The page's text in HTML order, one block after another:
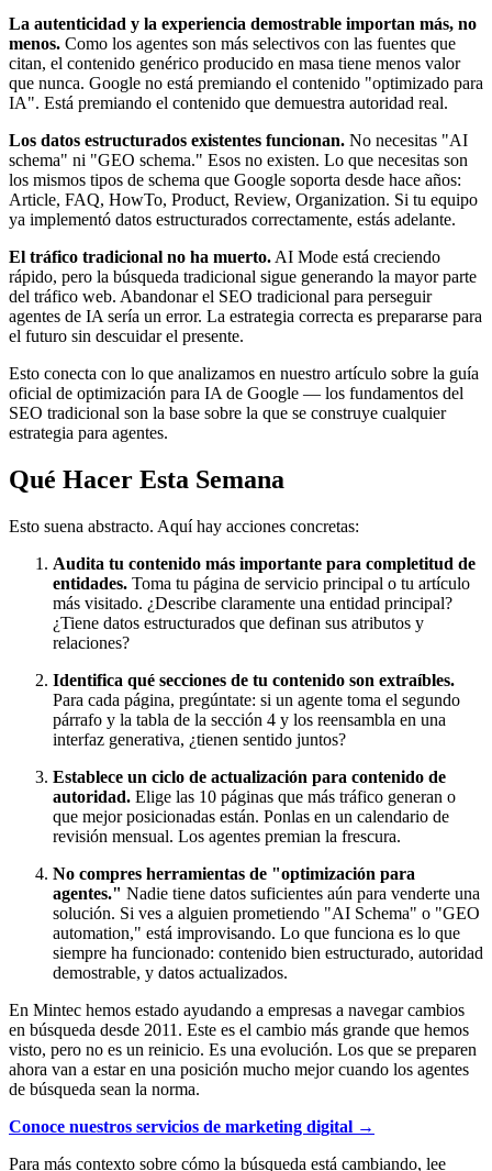
La autenticidad y la experiencia demostrable importan más, no
menos. Como los agentes son más selectivos con las fuentes que
citan, el contenido genérico producido en masa tiene menos valor
que nunca. Google no está premiando el contenido "optimizado para
IA". Está premiando el contenido que demuestra autoridad real.
Los datos estructurados existentes funcionan. No necesitas "AI
schema" ni "GEO schema." Esos no existen. Lo que necesitas son
los mismos tipos de schema que Google soporta desde hace años:
Article, FAQ, HowTo, Product, Review, Organization. Si tu equipo
ya implementó datos estructurados correctamente, estás adelante.
El tráfico tradicional no ha muerto. AI Mode está creciendo
rápido, pero la búsqueda tradicional sigue generando la mayor parte
del tráfico web. Abandonar el SEO tradicional para perseguir
agentes de IA sería un error. La estrategia correcta es prepararse para
el futuro sin descuidar el presente.
Esto conecta con lo que analizamos en nuestro artículo sobre la guía
oficial de optimización para IA de Google — los fundamentos del
SEO tradicional son la base sobre la que se construye cualquier
estrategia para agentes.
Qué Hacer Esta Semana
Esto suena abstracto. Aquí hay acciones concretas:
Audita tu contenido más importante para completitud de
entidades. Toma tu página de servicio principal o tu artículo
más visitado. ¿Describe claramente una entidad principal?
¿Tiene datos estructurados que definan sus atributos y
relaciones?
Identifica qué secciones de tu contenido son extraíbles.
Para cada página, pregúntate: si un agente toma el segundo
párrafo y la tabla de la sección 4 y los reensambla en una
interfaz generativa, ¿tienen sentido juntos?
Establece un ciclo de actualización para contenido de
autoridad. Elige las 10 páginas que más tráfico generan o
que mejor posicionadas están. Ponlas en un calendario de
revisión mensual. Los agentes premian la frescura.
No compres herramientas de "optimización para
agentes." Nadie tiene datos suficientes aún para venderte una
solución. Si ves a alguien prometiendo "AI Schema" o "GEO
automation," está improvisando. Lo que funciona es lo que
siempre ha funcionado: contenido bien estructurado, autoridad
demostrable, y datos actualizados.
En Mintec hemos estado ayudando a empresas a navegar cambios
en búsqueda desde 2011. Este es el cambio más grande que hemos
visto, pero no es un reinicio. Es una evolución. Los que se preparen
ahora van a estar en una posición mucho mejor cuando los agentes
de búsqueda sean la norma.
Conoce nuestros servicios de marketing digital →
Para más contexto sobre cómo la búsqueda está cambiando, lee